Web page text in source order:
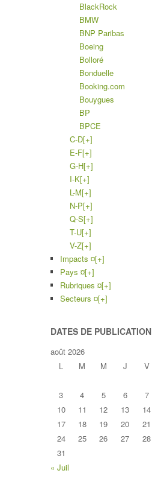
BlackRock
BMW
BNP Paribas
Boeing
Bolloré
Bonduelle
Booking.com
Bouygues
BP
BPCE
C-D[+]
E-F[+]
G-H[+]
I-K[+]
L-M[+]
N-P[+]
Q-S[+]
T-U[+]
V-Z[+]
Impacts ¤[+]
Pays ¤[+]
Rubriques ¤[+]
Secteurs ¤[+]
DATES DE PUBLICATION
août 2026
L
M M J V
3
4 5 6 7
10
11 12 13 14
17
18 19 20 21
24
25 26 27 28
31
« Juil